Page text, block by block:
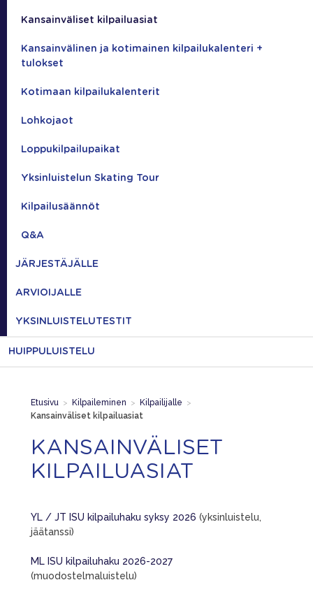
Kansainväliset kilpailuasiat
Kansainvälinen ja kotimainen kilpailukalenteri +
tulokset
Kotimaan kilpailukalenterit
Lohkojaot
Loppukilpailupaikat
Yksinluistelun Skating Tour
Kilpailusäännöt
Q&A
JÄRJESTÄJÄLLE
ARVIOIJALLE
YKSINLUISTELUTESTIT
HUIPPULUISTELU
Etusivu > Kilpaileminen > Kilpailijalle >
Kansainväliset kilpailuasiat
KANSAINVÄLISET
KILPAILUASIAT
YL / JT ISU kilpailuhaku syksy 2026 (yksinluistelu,
jäätanssi)
ML ISU kilpailuhaku 2026-2027
(muodostelmaluistelu)